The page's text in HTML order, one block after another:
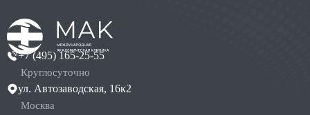
Круглосуточно
+7 (495) 165-25-55
Москва
ул. Автозаводская, 16к2